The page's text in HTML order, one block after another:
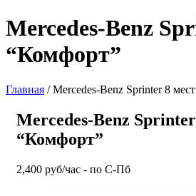
Mercedes-Benz
“Комфорт”
Главная / Mercedes-Benz Sprinter 8
Mercedes-Benz
“Комфорт”
2,400 руб/час - по С-Пб